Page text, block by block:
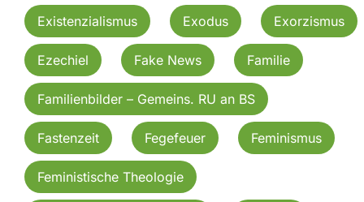
Existenzialismus Exodus Exorzismus
Ezechiel Fake News Familie
Familienbilder – Gemeins. RU an BS
Fastenzeit Fegefeuer Feminismus
Feministische Theologie